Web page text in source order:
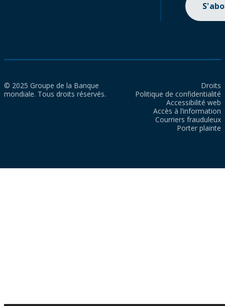
© 2025 Groupe de la Banque
mondiale. Tous droits réservés.
Droits
Politique de confidentialité
Accessibilité web
Accès à l’information
Courriers frauduleux
Porter plainte